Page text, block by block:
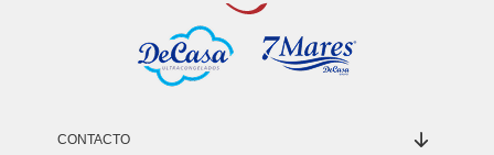
CONTACTO